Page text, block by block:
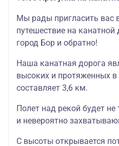
Мы рады пригласить вас
путешествие на канатной
город Бор и обратно!
Наша канатная дорога
высоких и протяженных в
составляет 3,6 км.
Полет над рекой будет
и невероятно
С высоты открывается